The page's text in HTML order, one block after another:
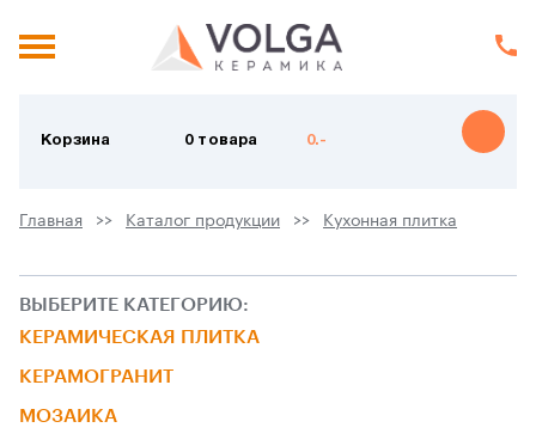
Корзина 0 товара 0.-
Главная Каталог продукции Кухонная плитка
ВЫБЕРИТЕ КАТЕГОРИЮ:
КЕРАМИЧЕСКАЯ ПЛИТКА
КЕРАМОГРАНИТ
МОЗАИКА